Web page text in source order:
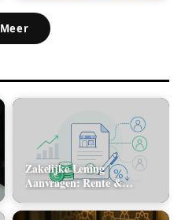
Meer
Zakelijke Lening
Aanvragen: Rente &